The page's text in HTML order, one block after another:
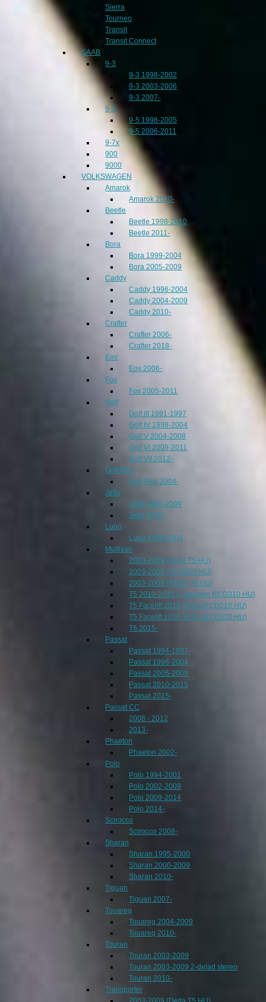
Sierra
Tourneo
Transit
Transit Connect
SAAB
9-3
9-3 1998-2002
9-3 2003-2006
9-3 2007-
9-5
9-5 1998-2005
9-5 2006-2011
9-7x
900
9000
VOLKSWAGEN
Amarok
Amarok 2010-
Beetle
Beetle 1998-2010
Beetle 2011-
Bora
Bora 1999-2004
Bora 2005-2009
Caddy
Caddy 1996-2004
Caddy 2004-2009
Caddy 2010-
Crafter
Crafter 2006-
Crafter 2018-
Eos
Eos 2006-
Fox
Fox 2005-2011
Golf
Golf III 1991-1997
Golf IV 1998-2004
Golf V 2004-2008
Golf VI 2009-2011
Golf VII 2012-
Golf Plus
Golf Plus 2004-
Jetta
Jetta 2005-2009
Jetta 2010-
Lupo
Lupo 1998-2004
Multivan
2003-2009 (Delta T5 HU)
2003-2009 (RCD200 HU)
2003-2009 (RNS2 T5 HU)
T5 2010-2015 (Caravelle RCD310 HU)
T5 Facelift 2010-2015 (RCD210 HU)
T5 Facelift 2010-2015 (RCD310 HU)
T6 2015-
Passat
Passat 1994-1997
Passat 1998-2004
Passat 2005-2009
Passat 2010-2015
Passat 2015-
Passat CC
2008 - 2012
2013-
Phaeton
Phaeton 2002-
Polo
Polo 1994-2001
Polo 2002-2009
Polo 2009-2014
Polo 2014-
Scirocco
Scirocco 2008-
Sharan
Sharan 1995-2000
Sharan 2000-2009
Sharan 2010-
Tiguan
Tiguan 2007-
Touareg
Touareg 2004-2009
Touareg 2010-
Touran
Touran 2003-2009
Touran 2003-2009 2-delad stereo
Touran 2010-
Transporter